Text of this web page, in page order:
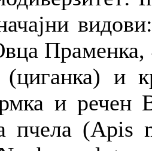
(циганка) и
и речен
пчела (Apis